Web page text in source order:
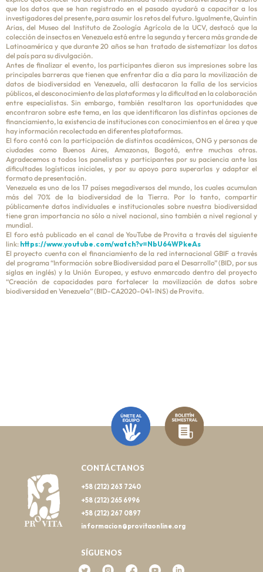
que los datos que se han registrado en el pasado ayudará a capacitar a los
investigadores del presente, para asumir los retos del futuro. Igualmente, Quintin
Arias, del Museo del Instituto de Zoología Agrícola de la UCV, destacó que la
colección de insectos en Venezuela está entre la segunda y tercera más grande de
Latinoamérica y que durante 20 años se han tratado de sistematizar los datos
del país para su divulgación.
Antes de finalizar el evento, los participantes dieron sus impresiones sobre las
principales barreras que tienen que enfrentar día a día para la movilización de
datos de biodiversidad en Venezuela, allí destacaron la falla de los servicios
públicos, el desconocimiento de las plataformas y la dificultad en la colaboración
entre especialistas. Sin embargo, también resaltaron las oportunidades que
encontraron sobre este tema, en las que identificaron las distintas opciones de
financiamiento, la existencia de instituciones con conocimientos en el área y que
hay información recolectada en diferentes plataformas.
El foro contó con la participación de distintos académicos, ONG y personas de
ciudades como Buenos Aires, Amazonas, Bogotá, entre muchas otras.
Agradecemos a todos los panelistas y participantes por su paciencia ante las
dificultades logísticas iniciales, y por su apoyo para superarlas y adaptar el
formato de presentación.
Venezuela es uno de los 17 países megadiversos del mundo, los cuales acumulan
más del 70% de la biodiversidad de la Tierra. Por lo tanto, compartir
públicamente datos individuales e institucionales sobre nuestra biodiversidad
tiene gran importancia no sólo a nivel nacional, sino también a nivel regional y
mundial.
El foro está publicado en el canal de YouTube de Provita a través del siguiente
link: https://www.youtube.com/watch?v=NbU64WPkeAs
El proyecto cuenta con el financiamiento de la red internacional GBIF a través
del programa “Información sobre Biodiversidad para el Desarrollo” (BID, por sus
siglas en inglés) y la Unión Europea, y estuvo enmarcado dentro del proyecto
“Creación de capacidades para fortalecer la movilización de datos sobre
biodiversidad en Venezuela” (BID-CA2020-041-INS) de Provita.
CONTÁCTANOS
+58 (212) 263 7240
+58 (212) 265 6996
+58 (212) 267 0897
informacion@provitaonline.org
SÍGUENOS